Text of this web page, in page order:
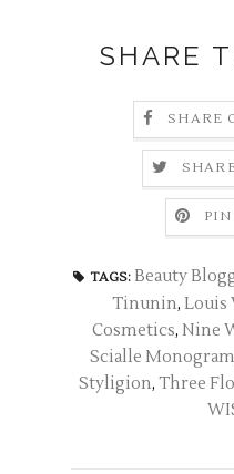
SHARE
SHARE
TAGS: Beauty
Tinunin, Louis
Cosmetics, Nine
Scialle Monogram
Styligion, Three